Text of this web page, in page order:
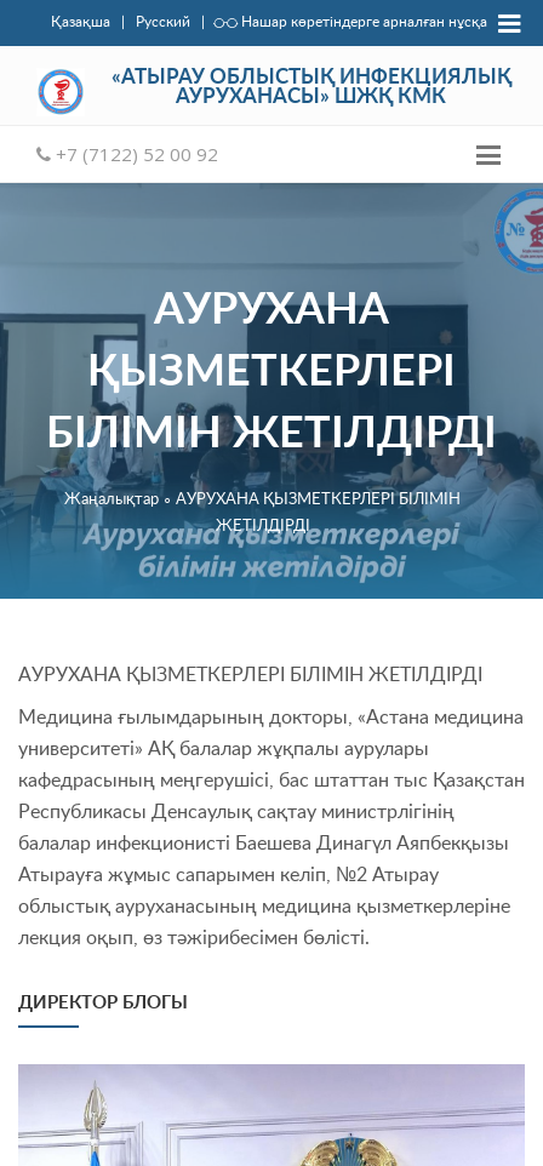
Нашар көретіндерге арналған нұсқа
Қазақша | Русский |
«АТЫРАУ ОБЛЫСТЫҚ ИНФЕКЦИЯЛЫҚ
АУРУХАНАСЫ» ШЖҚ КМК
+7 (7122) 52 00 92
АУРУХАНА
ҚЫЗМЕТКЕРЛЕРІ
БІЛІМІН ЖЕТІЛДІРДІ
Жаңалықтар ∘ АУРУХАНА ҚЫЗМЕТКЕРЛЕРІ БІЛІМІН
ЖЕТІЛДІРДІ
АУРУХАНА ҚЫЗМЕТКЕРЛЕРІ БІЛІМІН ЖЕТІЛДІРДІ
Медицина ғылымдарының докторы, «Астана медицина
университеті» АҚ балалар жұқпалы аурулары
кафедрасының меңгерушісі, бас штаттан тыс Қазақстан
Республикасы Денсаулық сақтау министрлігінің
балалар инфекционисті Баешева Динагүл Аяпбекқызы
Атырауға жұмыс сапарымен келіп, №2 Атырау
облыстық ауруханасының медицина қызметкерлеріне
лекция оқып, өз тәжірибесімен бөлісті.
ДИРЕКТОР БЛОГЫ